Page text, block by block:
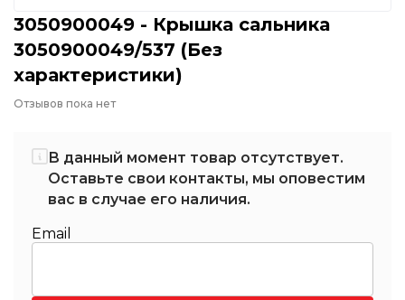
3050900049 - Крышка сальника
3050900049/537 (Без
характеристики)
Отзывов пока нет
В данный момент товар отсутствует.
Оставьте свои контакты, мы оповестим
вас в случае его наличия.
Email